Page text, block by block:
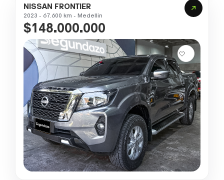
NISSAN FRONTIER
2023 - 67.600 km - Medellin
$148.000.000